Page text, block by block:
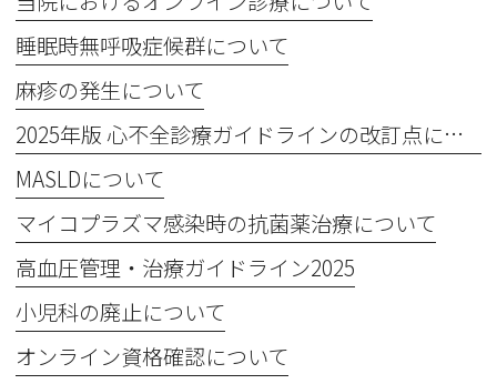
睡眠時無呼吸症候群について
麻疹の発生について
2025年版 心不全診療ガイドラインの改訂点について
MASLDについて
マイコプラズマ感染時の抗菌薬治療について
高血圧管理・治療ガイドライン2025
小児科の廃止について
オンライン資格確認について